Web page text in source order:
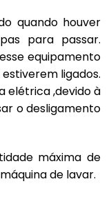
quando houver
para passar.
equipamento
ligados.
elétrica ,devido à
o desligamento
máxima de
de lavar.